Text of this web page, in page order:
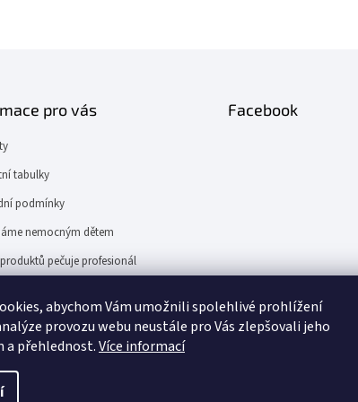
abychom Vám umožnili spolehlivé prohlížení
provozu webu neustále pro Vás zlepšovali jeho
a přehlednost.Více informací
pro vás
tabulky
podmínky
nemocným dětem
pečuje profesionál
Facebook